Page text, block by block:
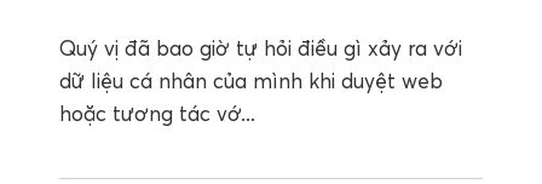
Quý vị đã bao giờ tự hỏi điều gì xảy ra với
dữ liệu cá nhân của mình khi duyệt web
hoặc tương tác vớ...